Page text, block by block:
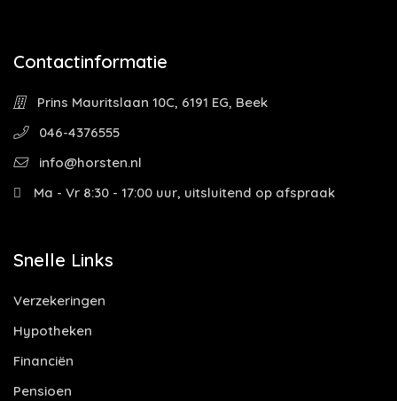
Contactinformatie
Prins Mauritslaan 10C, 6191 EG, Beek
046-4376555
info@horsten.nl
Ma - Vr 8:30 - 17:00 uur, uitsluitend op afspraak
Snelle Links
Verzekeringen
Hypotheken
Financiën
Pensioen